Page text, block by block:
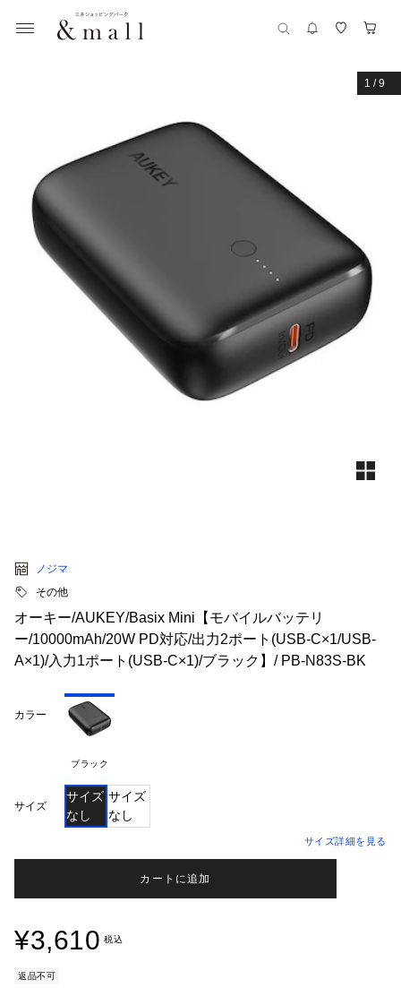
1 /9
ノジマ
その他
オーキー/AUKEY/Basix Mini【モバイルバッテリ
ー/10000mAh/20W PD対応/出力2ポート(USB-C×1/USB-
A×1)/入力1ポート(USB-C×1)/ブラック】/ PB-N83S-BK
カラー
ブラック
サイズ
サイズ
なし
サイズ
なし
サイズ詳細を見る
カートに追加
¥3,610 税込
返品不可